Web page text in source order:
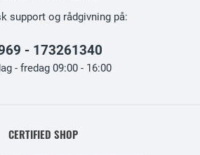
support og rådgivning på:
- 173261340
- fredag 09:00 - 16:00
CERTIFIED SHOP